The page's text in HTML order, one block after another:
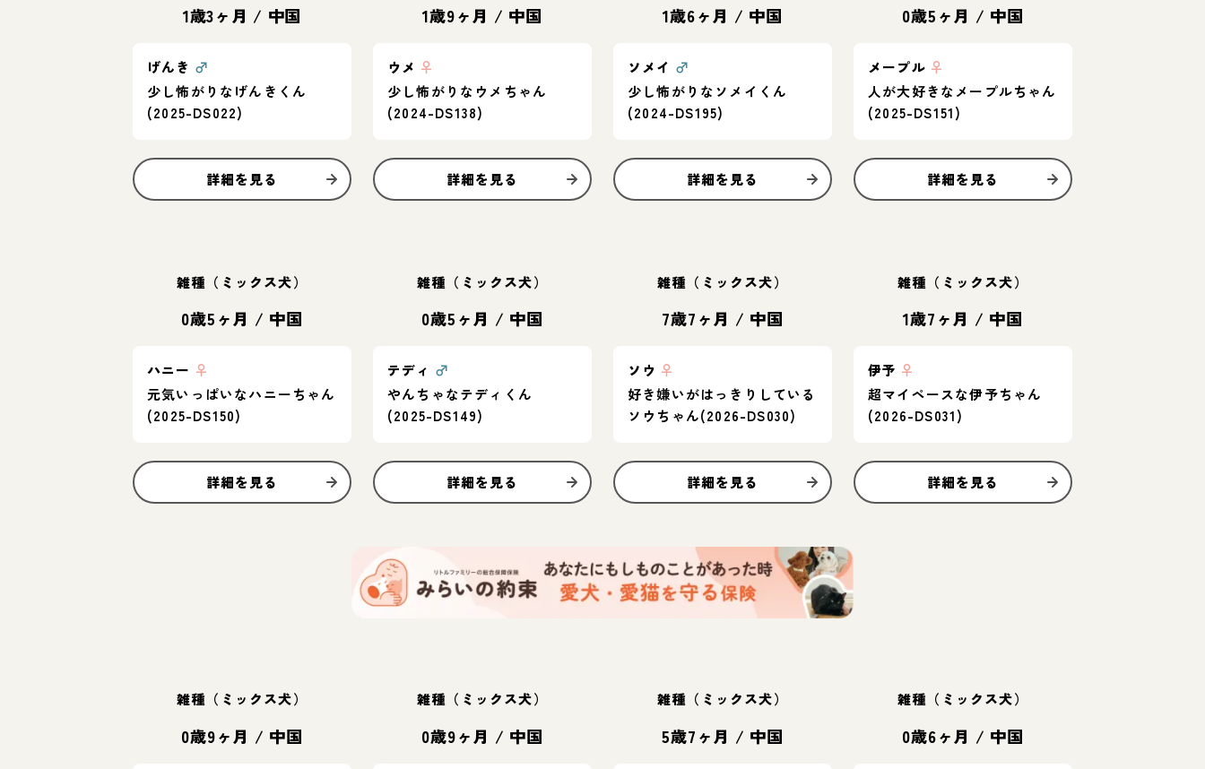
1歳3ヶ月 / 中国
げんき ♂
少し怖がりなげんきくん
(2025-DS022)
詳細を見る
1歳9ヶ月 / 中国
ウメ ♀
少し怖がりなウメちゃん
(2024-DS138)
詳細を見る
1歳6ヶ月 / 中国
ソメイ ♂
少し怖がりなソメイくん
(2024-DS195)
詳細を見る
0歳5ヶ月 / 中国
メープル ♀
人が大好きなメープルちゃん
(2025-DS151)
詳細を見る
雑種（ミックス犬）
0歳5ヶ月 / 中国
ハニー ♀
元気いっぱいなハニーちゃん
(2025-DS150)
詳細を見る
雑種（ミックス犬）
0歳5ヶ月 / 中国
テディ ♂
やんちゃなテディくん
(2025-DS149)
詳細を見る
雑種（ミックス犬）
7歳7ヶ月 / 中国
ソウ ♀
好き嫌いがはっきりしている
ソウちゃん(2026-DS030)
詳細を見る
雑種（ミックス犬）
1歳7ヶ月 / 中国
伊予 ♀
超マイペースな伊予ちゃん
(2026-DS031)
詳細を見る
雑種（ミックス犬）
0歳9ヶ月 / 中国
雑種（ミックス犬）
0歳9ヶ月 / 中国
雑種（ミックス犬）
5歳7ヶ月 / 中国
雑種（ミックス犬）
0歳6ヶ月 / 中国